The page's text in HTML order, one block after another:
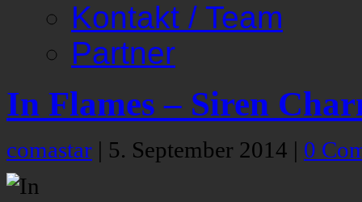
Kontakt / Team
Partner
In Flames – Siren
comastar | 5. September 2014 | 0